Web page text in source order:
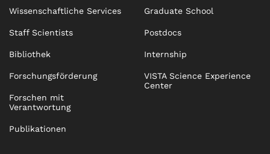
Wissenschaftliche Services
Staff Scientists
Bibliothek
Forschungsförderung
Forschen mit
Verantwortung
Publikationen
Graduate School
Postdocs
Internship
VISTA Science Experience
Center